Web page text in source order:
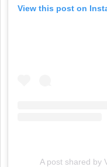
View this post on
A post shared by